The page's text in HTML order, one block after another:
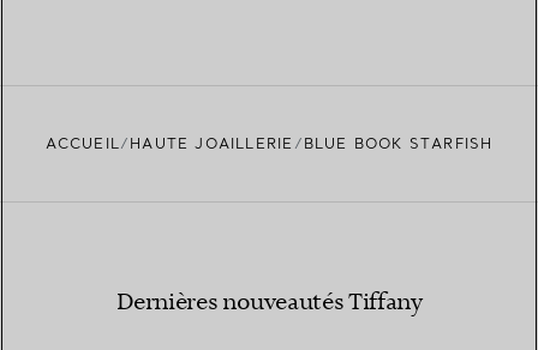
ACCUEIL HAUTE JOAILLERIE BLUE BOOK STARFISH
Dernières nouveautés Tiffany